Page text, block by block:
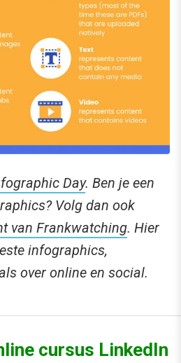
Day. Ben je een
Volg dan ook
van Frankwatching. Hier
infographics,
over online en social.
cursus LinkedIn